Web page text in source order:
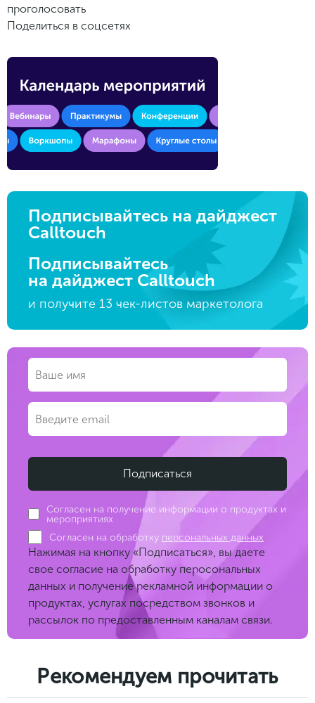
проголосовать
Поделиться в соцсетях
Подписывайтесь на дайджест
Calltouch
Подписывайтесь
на дайджест Calltouch
и получите 13 чек-листов маркетолога
Согласен на получение информации о продуктах и
мероприятиях
Согласен на обработку персональных данных
Нажимая на кнопку «Подписаться», вы даете
свое согласие на обработку перосональных
данных и получение рекламной информации о
продуктах, услугах посредством звонков и
рассылок по предоставленным каналам связи.
Рекомендуем прочитать